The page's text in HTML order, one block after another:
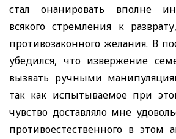
стал онанировать вполне
всякого стремления к
противозаконного желания. В
убедился, что извержение
вызвать ручными
так как испытываемое при
чувство доставляло мне
противоестественного в этом